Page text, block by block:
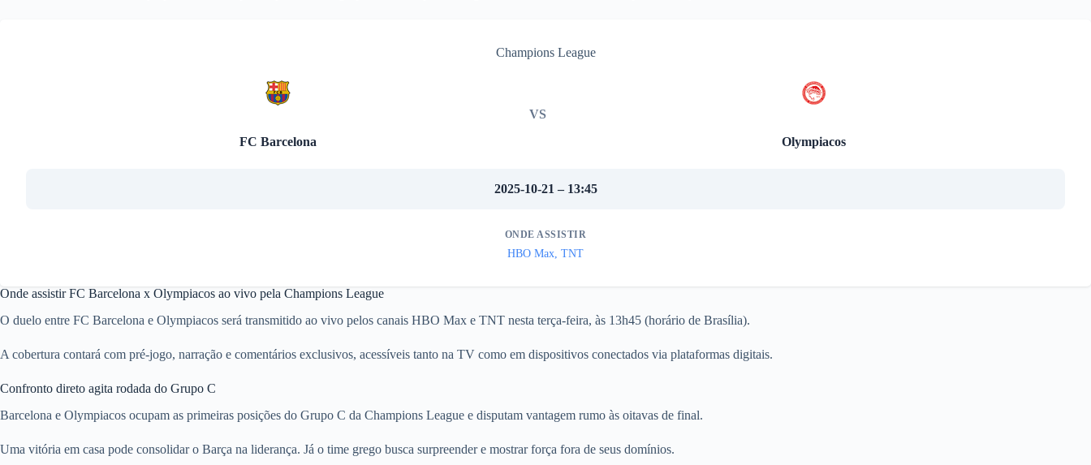
Champions League
FC Barcelona
VS
Olympiacos
2025-10-21 – 13:45
ONDE ASSISTIR
HBO Max, TNT
Onde assistir FC Barcelona x Olympiacos ao vivo pela Champions League
O duelo entre FC Barcelona e Olympiacos será transmitido ao vivo pelos canais HBO Max e TNT nesta terça-feira, às 13h45 (horário de Brasília).
A cobertura contará com pré-jogo, narração e comentários exclusivos, acessíveis tanto na TV como em dispositivos conectados via plataformas digitais.
Confronto direto agita rodada do Grupo C
Barcelona e Olympiacos ocupam as primeiras posições do Grupo C da Champions League e disputam vantagem rumo às oitavas de final.
Uma vitória em casa pode consolidar o Barça na liderança. Já o time grego busca surpreender e mostrar força fora de seus domínios.